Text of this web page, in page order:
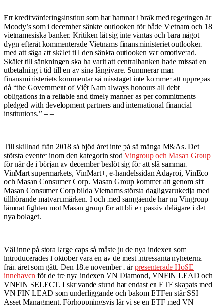
Ett kreditvärderingsinstitut som har hamnat i bråk med regeringen är
Moody’s som i december sänkte outlooken för både Vietnam och 18
vietnamesiska banker. Kritiken lät sig inte väntas och bara något
dygn efteråt kommenterade Vietnams finansministeriet outlooken
med att säga att skälet till den sänkta outlooken var omotiverad.
Skälet till sänkningen ska ha varit att centralbanken hade missat en
utbetalning i tid till en av sina långivare. Summerar man
finansministeriets kommentar så misstaget inte kommer att upprepas
då “the Government of Việt Nam always honours all debt
obligations in a reliable and timely manner as per commitments
pledged with development partners and international financial
institutions.” – –
Till skillnad från 2018 så bjöd året inte på så många M&As. Det
största eventet inom den kategorin stod Vingroup och Masan Group
för när de i början av december beslöt sig för att slå samman
VinMart supermarkets, VinMart+, e-handelssidan Adayroi, VinEco
och Masan Consumer Corp. Masan Group kommer att genom sitt
Masan Consumer Corp bilda Vietnams största dagligvarukedja med
tillhörande matvarumärken. I och med samgående har nu Vingroup
lämnat fighten mot Masan group för att bli en passiv delägare i det
nya bolaget.
Väl inne på stora large caps så måste ju de nya indexen som
introducerades i oktober vara en av de mest intressanta nyheterna
från året som gått. Den 18.e november i årpresenterade HoSE
innehaven för de tre nya indexen VN Diamond, VNFIN LEAD och
VNFIN SELECT. I skrivande stund har endast en ETF skapats med
VN FIN LEAD som underliggande och bakom ETFen står SSI
Asset Managment. Förhoppningsvis lär vi se en ETF med VN